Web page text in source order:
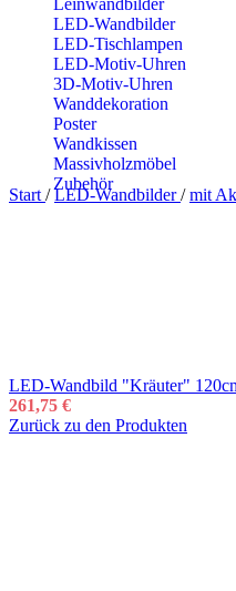
LED-Wandbilder
LED-Tischlampen
LED-Motiv-Uhren
3D-Motiv-Uhren
Wanddekoration
Poster
Wandkissen
Massivholzmöbel
Zubehör
Start / LED-Wandbilder/ mit
LED-Wandbild "Kräuter"
261,75 €
Zurück zu den Produkten